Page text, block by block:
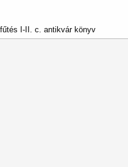
I-II. c. antikvár könyv